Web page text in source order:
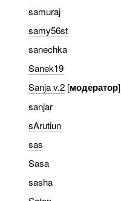
samuraj
samy56st
sanechka
Sanek19
Sanja v.2[модератор]
sanjar
sArutiun
sas
Sasa
sasha